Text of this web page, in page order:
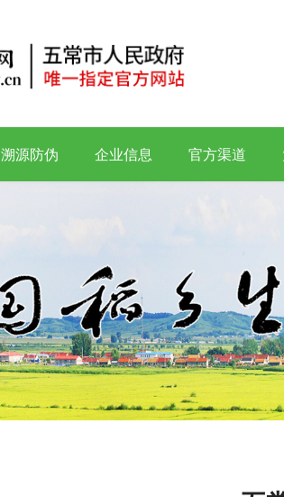
溯源防伪 企业信息 官方渠道